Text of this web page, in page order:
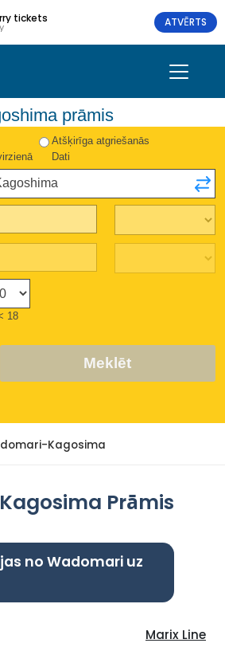
tickets ATVĒRTS
prāmis
Atšķirīga atgriešanās
Dati
18
Meklēt
Kagosima
Prāmis
no Wadomari uz
Marix Line